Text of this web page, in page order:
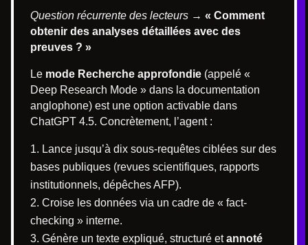
Question récurrente des lecteurs → « Comment
obtenir des analyses détaillées avec des
preuves ? »
Le mode Recherche approfondie (appelé «
Deep Research Mode » dans la documentation
anglophone) est une option activable dans
ChatGPT 4.5. Concrètement, l’agent :
Lance jusqu’à dix sous-requêtes ciblées sur des
bases publiques (revues scientifiques, rapports
institutionnels, dépêches AFP).
Croise les données via un cadre de « fact-
checking » interne.
Génère un texte expliqué, structuré etannoté